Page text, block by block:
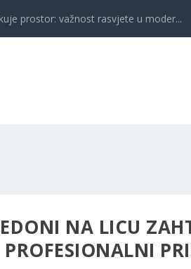
prostor: važnost rasvjete u moder...
NA LICU